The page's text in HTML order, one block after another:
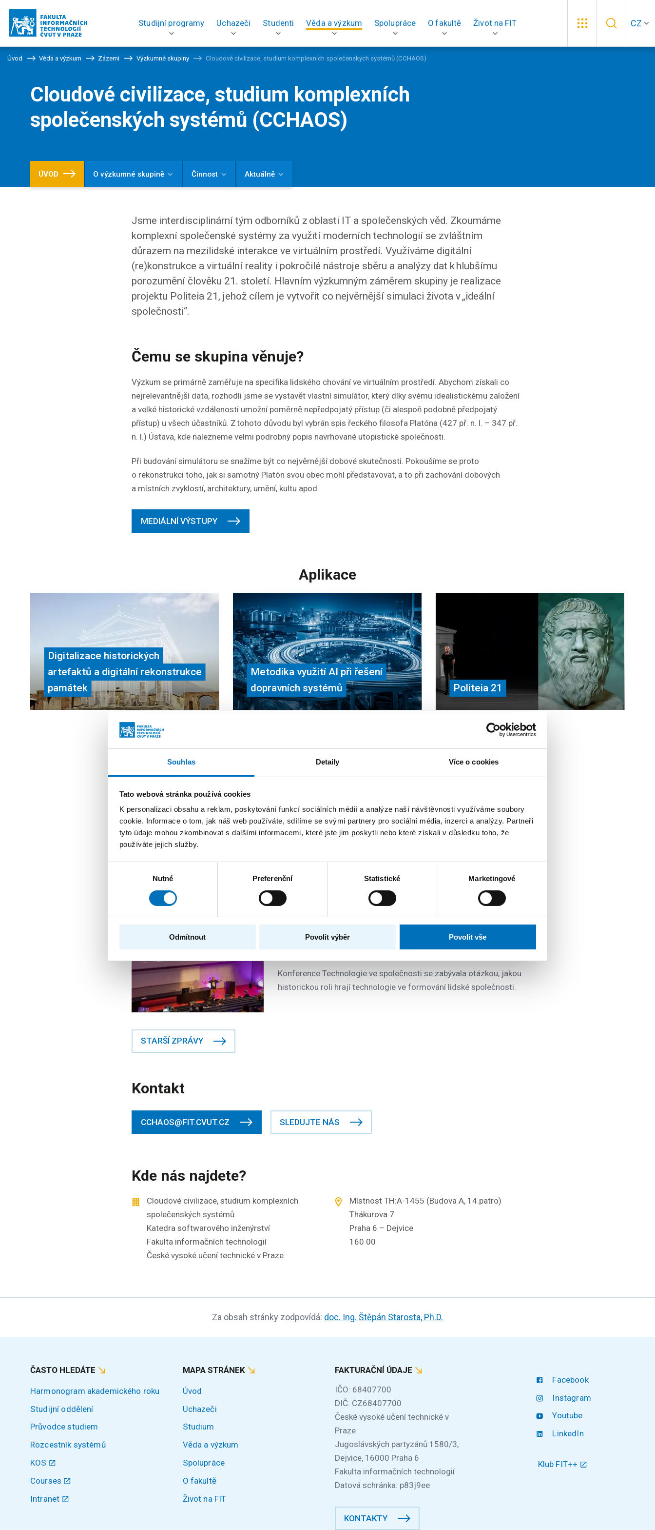
Souhlas Detaily Více o cookies
Tato webová stránka používá cookies
K personalizaci obsahu a reklam, poskytování funkcí sociálních médií a analýze naší návštěvnosti využíváme soubory
cookie. Informace o tom, jak náš web používáte, sdílíme se svými partnery pro sociální média, inzerci a analýzy. Partneři
tyto údaje mohou zkombinovat s dalšími informacemi, které jste jim poskytli nebo které získali v důsledku toho, že
používáte jejich služby.
Nutné Preferenční Statistické Marketingové
Odmítnout Povolit výběr Povolit vše
Studijní programy Uchazeči Studenti Věda a výzkum Spolupráce O fakultě Život na FIT CZ
Úvod Věda a výzkum Zázemí Výzkumné skupiny Cloudové civilizace, studium komplexních společenských systémů (CCHAOS)
Cloudové civilizace, studium komplexních
společenských systémů (CCHAOS)
ÚVOD O výzkumné skupině Činnost Aktuálně
Jsme interdisciplinární tým odborníků z oblasti IT a společenských věd. Zkoumáme
komplexní společenské systémy za využití moderních technologií se zvláštním
důrazem na mezilidské interakce ve virtuálním prostředí. Využíváme digitální
(re)konstrukce a virtuální reality i pokročilé nástroje sběru a analýzy dat k hlubšímu
porozumění člověku 21. století. Hlavním výzkumným záměrem skupiny je realizace
projektu Politeia 21, jehož cílem je vytvořit co nejvěrnější simulaci života v „ideální
společnosti“.
Čemu se skupina věnuje?
Výzkum se primárně zaměřuje na specifika lidského chování ve virtuálním prostředí. Abychom získali co
nejrelevantnější data, rozhodli jsme se vystavět vlastní simulátor, který díky svému idealistickému založení
a velké historické vzdálenosti umožní poměrně nepředpojatý přístup (či alespoň podobně předpojatý
přístup) u všech účastníků. Z tohoto důvodu byl vybrán spis řeckého filosofa Platóna (427 př. n. l. – 347 př.
n. l.) Ústava, kde nalezneme velmi podrobný popis navrhované utopistické společnosti.
Při budování simulátoru se snažíme být co nejvěrnější dobové skutečnosti. Pokoušíme se proto
o rekonstrukci toho, jak si samotný Platón svou obec mohl představovat, a to při zachování dobových
a místních zvyklostí, architektury, umění, kultu apod.
MEDIÁLNÍ VÝSTUPY
Aplikace
Digitalizace historických
artefaktů a digitální rekonstrukce
památek
Metodika využití AI při řešení
dopravních systémů
Politeia 21
Zprávy
Druhý ročník konference Technologie ve společnosti
řešil hrdinství a hledání všech jeho podob
11. 10. 2023
Co je hrdinství? A má v našem cloudovém světě hrdinství ještě
vůbec místo?
Jak technologie formují společnost? Odpovědi
přinesla konference Technologie ve společnosti
Konference Technologie ve společnosti se zabývala otázkou, jakou
historickou roli hrají technologie ve formování lidské společnosti.
STARŠÍ ZPRÁVY
Kontakt
CCHAOS@FIT.CVUT.CZ SLEDUJTE NÁS
Kde nás najdete?
Cloudové civilizace, studium komplexních
společenských systémů
Katedra softwarového inženýrství
Fakulta informačních technologií
České vysoké učení technické v Praze
Místnost TH:A-1455 (Budova A, 14.patro)
Thákurova 7
Praha 6 – Dejvice
160 00
Za obsah stránky zodpovídá: doc. Ing. Štěpán Starosta, Ph.D.
ČASTO HLEDÁTE
Harmonogram akademického roku
Studijní oddělení
Průvodce studiem
Rozcestník systémů
KOS
Courses
Intranet
MAPA STRÁNEK
Úvod
Uchazeči
Studium
Věda a výzkum
Spolupráce
O fakultě
Život na FIT
FAKTURAČNÍ ÚDAJE
IČO: 68407700
DIČ: CZ68407700
České vysoké učení technické v
Praze
Jugoslávských partyzánů 1580/3,
Dejvice, 16000 Praha 6
Fakulta informačních technologií
Datová schránka: p83j9ee
KONTAKTY
Facebook
Instagram
Youtube
LinkedIn
Klub FIT++